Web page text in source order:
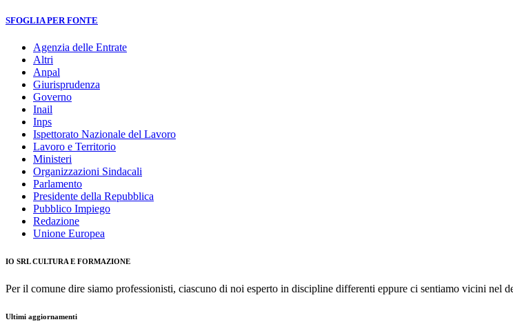
SFOGLIA PER FONTE
Agenzia delle Entrate
Altri
Anpal
Giurisprudenza
Governo
Inail
Inps
Ispettorato Nazionale del Lavoro
Lavoro e Territorio
Ministeri
Organizzazioni Sindacali
Parlamento
Presidente della Repubblica
Pubblico Impiego
Redazione
Unione Europea
IO SRL CULTURA E FORMAZIONE
Per il comune dire siamo professionisti, ciascuno di noi esperto in discipline differenti eppure ci sentiamo vicini nel
Ultimi aggiornamenti